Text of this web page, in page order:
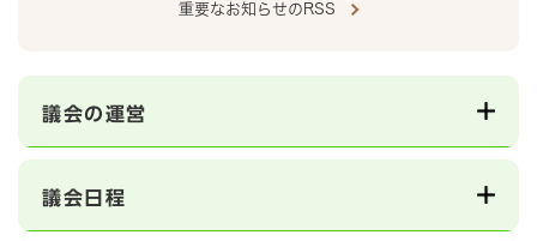
重要なお知らせのRSS
議会の運営
議会日程